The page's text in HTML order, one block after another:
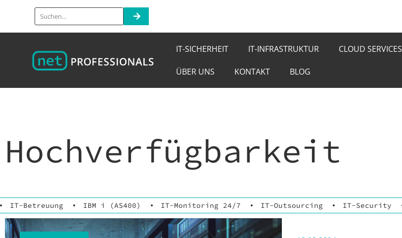
IT-SICHERHEIT IT-INFRASTRUKTUR CLOUD SERVICES
ÜBER UNS KONTAKT BLOG
Hochverfügbarkeit
IT-Betreuung IBM i (AS400) IT-Monitoring 24/7 IT-Outsourcing IT-Security